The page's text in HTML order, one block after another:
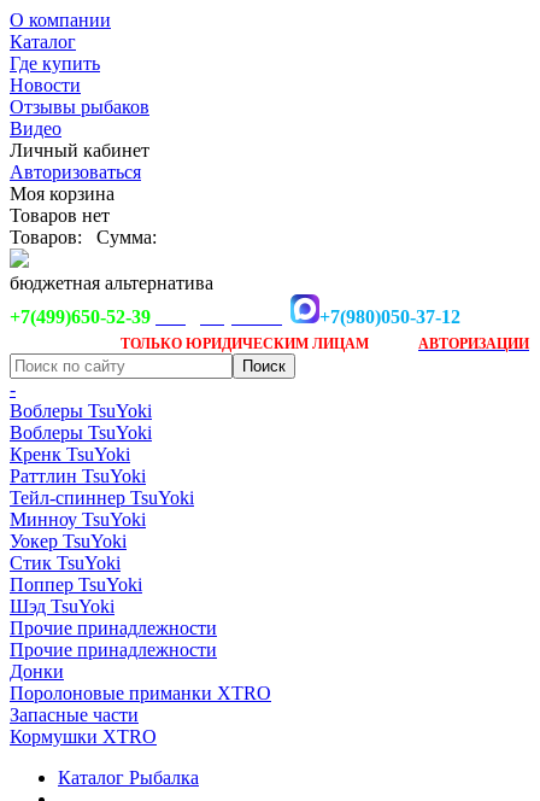
О компании
Каталог
Где купить
Новости
Отзывы рыбаков
Видео
Личный кабинет
Авторизоваться
Моя корзина
Товаров нет
Товаров:
Сумма:
бюджетная альтернатива
+7(499)650-52-39
+7(980)050-37-12
ТОЛЬКО ЮРИДИЧЕСКИМ ЛИЦАМ АВТОРИЗАЦИИ
-
Воблеры TsuYoki
Воблеры TsuYoki
Кренк TsuYoki
Раттлин TsuYoki
Тейл-спиннер TsuYoki
Минноу TsuYoki
Уокер TsuYoki
Стик TsuYoki
Поппер TsuYoki
Шэд TsuYoki
Прочие принадлежности
Прочие принадлежности
Донки
Поролоновые приманки XTRO
Запасные части
Кормушки XTRO
Каталог Рыбалка